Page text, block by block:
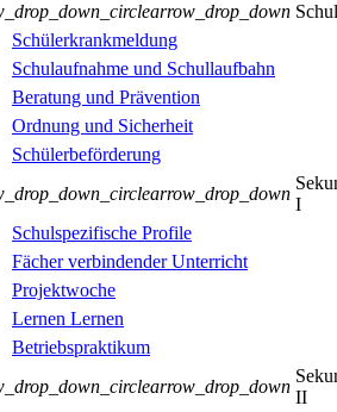
arrow_drop_down
Schülerkrankmeldung
Schulaufnahme und Schullaufbahn
Beratung und Prävention
Ordnung und Sicherheit
Schülerbeförderung
arrow_drop_down
I
Schulspezifische Profile
Fächer verbindender Unterricht
Projektwoche
Lernen Lernen
Betriebspraktikum
arrow_drop_down
II